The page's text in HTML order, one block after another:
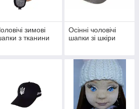
зимові
з тканини
Осінні чоловічі
шапки зі шкіри